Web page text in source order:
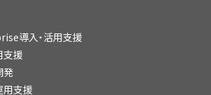
導入・活用支援
支援
発
用支援